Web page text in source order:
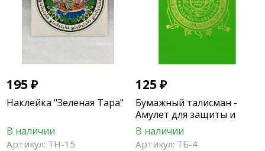
195₽
Наклейка "Зеленая Тара"
В наличии
Артикул: ТН-15
125₽
Бумажный талисман -
Амулет для защиты и
удачи (тигр, кролик)
В наличии
Артикул: ТБ-4